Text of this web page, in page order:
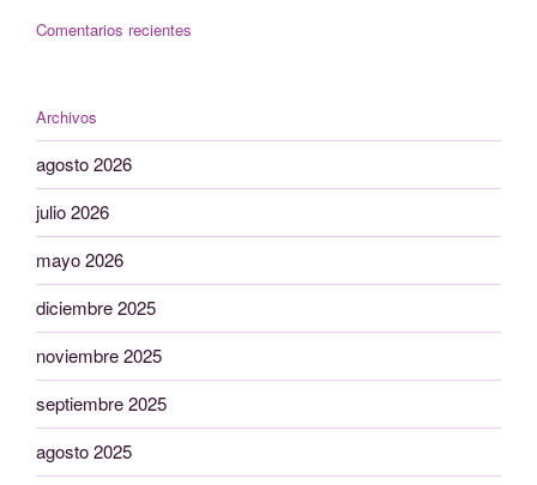
Comentarios recientes
Archivos
agosto 2026
julio 2026
mayo 2026
diciembre 2025
noviembre 2025
septiembre 2025
agosto 2025